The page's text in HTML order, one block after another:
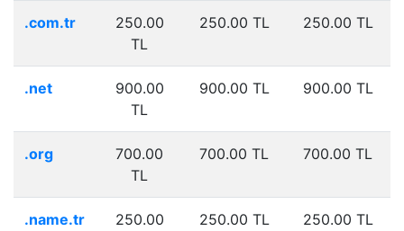
.com.tr
250.00
TL
250.00 TL 250.00 TL
.net
900.00
TL
900.00 TL 900.00 TL
.org
700.00
TL
700.00 TL 700.00 TL
.name.tr
250.00
250.00 TL 250.00 TL